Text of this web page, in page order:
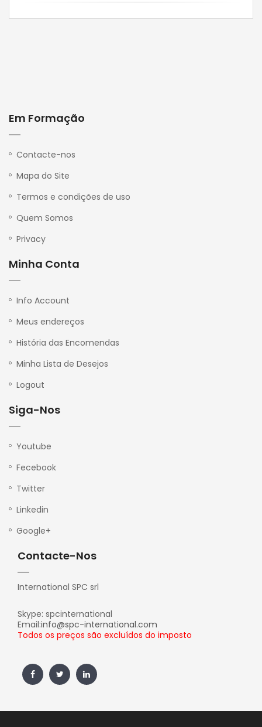
Em Formação
Contacte-nos
Mapa do Site
Termos e condições de uso
Quem Somos
Privacy
Minha Conta
Info Account
Meus endereços
História das Encomendas
Minha Lista de Desejos
Logout
Siga-Nos
Youtube
Fecebook
Twitter
Linkedin
Google+
Contacte-Nos
International SPC srl
Skype: spcinternational
Email:info@spc-international.com
Todos os preços são excluídos do imposto